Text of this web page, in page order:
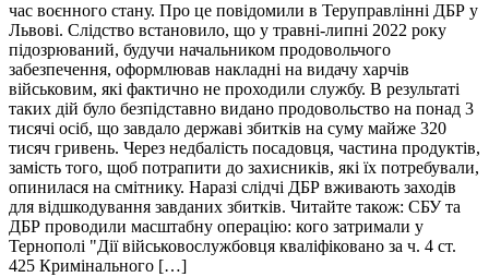
час воєнного стану. Про це повідомили в Теруправлінні ДБР у
Львові. Слідство встановило, що у травні-липні 2022 року
підозрюваний, будучи начальником продовольчого
забезпечення, оформлював накладні на видачу харчів
військовим, які фактично не проходили службу. В результаті
таких дій було безпідставно видано продовольство на понад 3
тисячі осіб, що завдало державі збитків на суму майже 320
тисяч гривень. Через недбалість посадовця, частина продуктів,
замість того, щоб потрапити до захисників, які їх потребували,
опинилася на смітнику. Наразі слідчі ДБР вживають заходів
для відшкодування завданих збитків. Читайте також: СБУ та
ДБР проводили масштабну операцію: кого затримали у
Тернополі "Дії військовослужбовця кваліфіковано за ч. 4 ст.
425 Кримінального […]